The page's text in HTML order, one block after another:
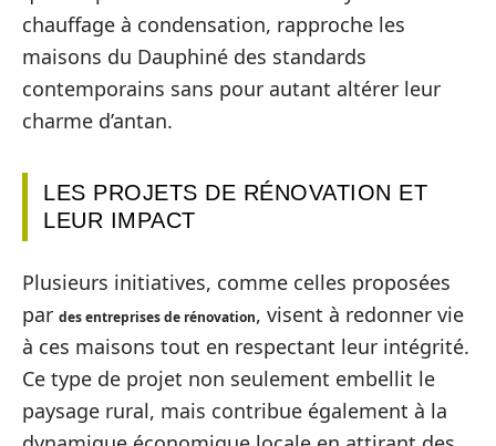
chauffage à condensation, rapproche les
maisons du Dauphiné des standards
contemporains sans pour autant altérer leur
charme d’antan.
LES PROJETS DE RÉNOVATION ET
LEUR IMPACT
Plusieurs initiatives, comme celles proposées
par des entreprises de rénovation, visent à redonner vie
à ces maisons tout en respectant leur intégrité.
Ce type de projet non seulement embellit le
paysage rural, mais contribue également à la